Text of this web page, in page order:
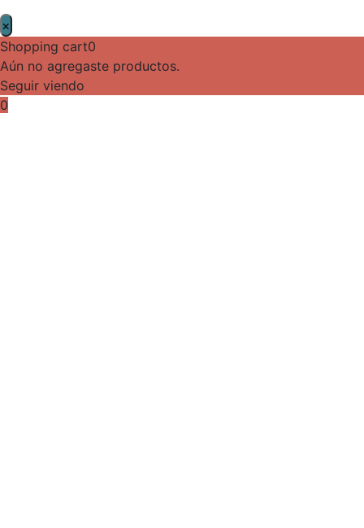
×
Shopping cart0
Aún no agregaste productos.
Seguir viendo
0